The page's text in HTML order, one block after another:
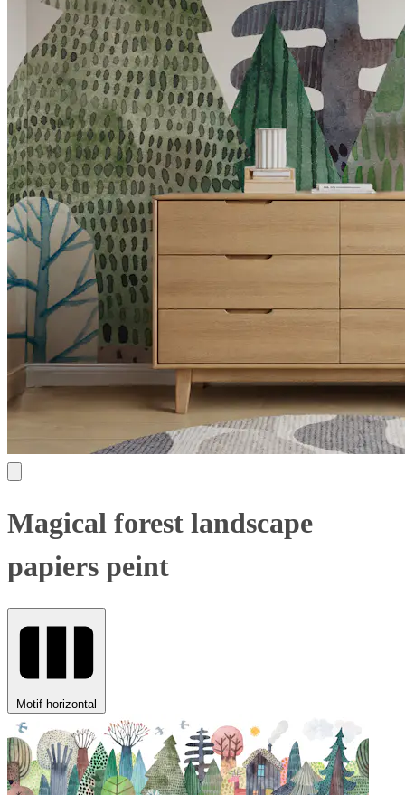
Magical forest landscape
papiers peint
Motif horizontal